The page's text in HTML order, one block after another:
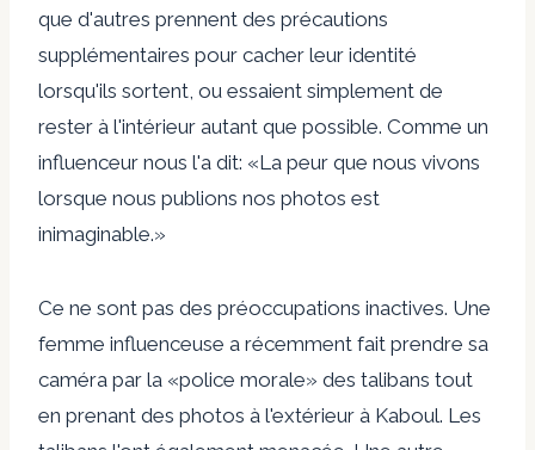
que d'autres prennent des précautions
supplémentaires pour cacher leur identité
lorsqu'ils sortent, ou essaient simplement de
rester à l'intérieur autant que possible. Comme un
influenceur nous l'a dit: «La peur que nous vivons
lorsque nous publions nos photos est
inimaginable.»
Ce ne sont pas des préoccupations inactives. Une
femme influenceuse a récemment fait prendre sa
caméra par la «police morale» des talibans tout
en prenant des photos à l'extérieur à Kaboul. Les